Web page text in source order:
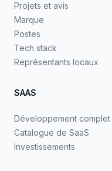
Projets et avis
Marque
Postes
Tech stack
Représentants locaux
SAAS
Développement complet
Catalogue de SaaS
Investissements